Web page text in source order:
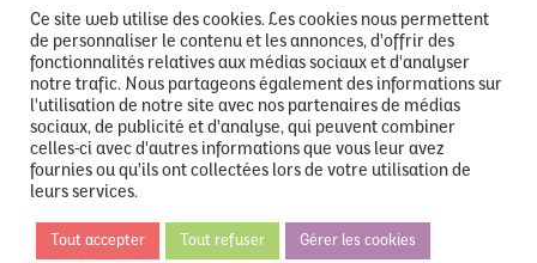
20 rue Lamotte-Picquet 29200 BREST
02 98 44 76 82
www.prepas.sainte-anne-brest.fr
Ce site web utilise des cookies. Les cookies nous permettent
de personnaliser le contenu et les annonces, d'offrir des
fonctionnalités relatives aux médias sociaux et d'analyser
notre trafic. Nous partageons également des informations sur
l'utilisation de notre site avec nos partenaires de médias
sociaux, de publicité et d'analyse, qui peuvent combiner
celles-ci avec d'autres informations que vous leur avez
fournies ou qu'ils ont collectées lors de votre utilisation de
leurs services.
Tout accepter Tout refuser Gérer les cookies